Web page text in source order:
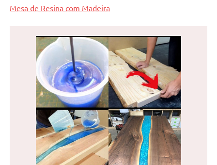
Mesa de Resina com Madeira